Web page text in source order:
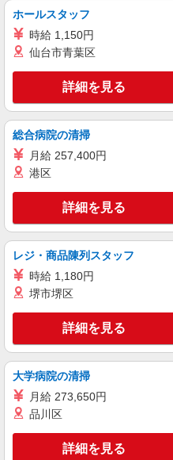
時給
残業代支給 ★
+゜・。○。
万円支給(規定有) お友達を紹介頂くと,
ィブ支給(規定有) ★月2回払い・週払い可能
有）★ ゜・。
和歌山県
キープ
派遣社員 紹介予定派遣
株式会社シエロ
時給
（規定あり） ゜+゜・。○。・゜+゜・。○。・゜
+゜ 入社祝い金10
頂くと, インセン
い・週払い可
+゜・。○。・
和歌山県
キープ
派遣社員 紹介予定派遣
【softbank】
売
時給1600
残業代支給 ★
+゜・。○。・
万円支給(規定有) お友達を紹介頂くと, イン
有）★ ゜・。
和歌山県
キープ
ホールスタッフ
時給 1,150円
仙台市青葉区
詳細を見る
総合病院の清掃
月給 257,400円
港区
詳細を見る
レジ・商品陳列スタッフ
時給 1,180円
堺市堺区
詳細を見る
大学病院の清掃
月給 273,650円
品川区
詳細を見る